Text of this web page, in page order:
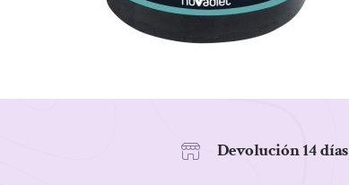
Devolución 14 días